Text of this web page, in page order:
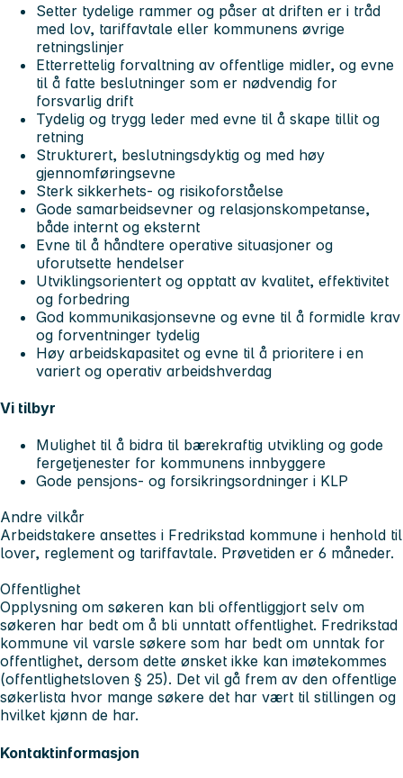
Setter tydelige rammer og påser at driften er i tråd
med lov, tariffavtale eller kommunens øvrige
retningslinjer
Etterrettelig forvaltning av offentlige midler, og evne
til å fatte beslutninger som er nødvendig for
forsvarlig drift
Tydelig og trygg leder med evne til å skape tillit og
retning
Strukturert, beslutningsdyktig og med høy
gjennomføringsevne
Sterk sikkerhets- og risikoforståelse
Gode samarbeidsevner og relasjonskompetanse,
både internt og eksternt
Evne til å håndtere operative situasjoner og
uforutsette hendelser
Utviklingsorientert og opptatt av kvalitet, effektivitet
og forbedring
God kommunikasjonsevne og evne til å formidle krav
og forventninger tydelig
Høy arbeidskapasitet og evne til å prioritere i en
variert og operativ arbeidshverdag
Vi tilbyr
Mulighet til å bidra til bærekraftig utvikling og gode
fergetjenester for kommunens innbyggere
Gode pensjons- og forsikringsordninger i KLP
Andre vilkår
Arbeidstakere ansettes i Fredrikstad kommune i henhold til
lover, reglement og tariffavtale. Prøvetiden er 6 måneder.
Offentlighet
Opplysning om søkeren kan bli offentliggjort selv om
søkeren har bedt om å bli unntatt offentlighet. Fredrikstad
kommune vil varsle søkere som har bedt om unntak for
offentlighet, dersom dette ønsket ikke kan imøtekommes
(offentlighetsloven § 25). Det vil gå frem av den offentlige
søkerlista hvor mange søkere det har vært til stillingen og
hvilket kjønn de har.
Kontaktinformasjon